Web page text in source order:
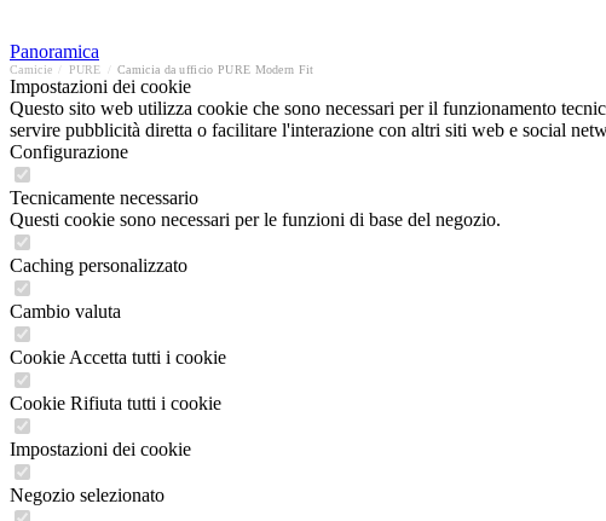
Panoramica
Camicie PURE Camicia da ufficio PURE Modern Fit
Impostazioni dei cookie
Questo sito web utilizza cookie che sono necessari per il funzionamento
servire pubblicità diretta o facilitare l'interazione con altri siti web e social
Configurazione
Tecnicamente necessario
Questi cookie sono necessari per le funzioni di base del negozio.
Caching personalizzato
Cambio valuta
Cookie Accetta tutti i cookie
Cookie Rifiuta tutti i cookie
Impostazioni dei cookie
Negozio selezionato